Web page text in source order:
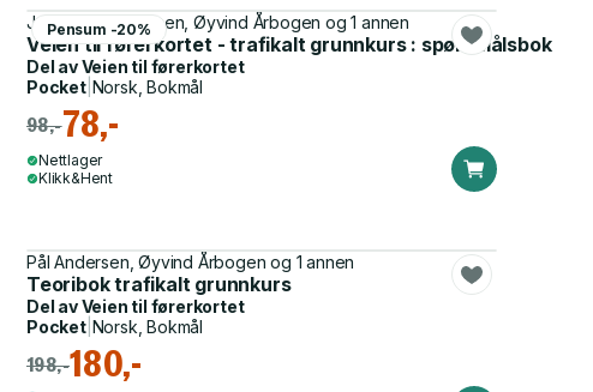
Pensum -20%
Jan Harry Svendsen, Øyvind Årbogen og 1 annen
Veien til førerkortet - trafikalt grunnkurs : spørsmålsbok
Del avVeien til førerkortet
Pocket| Norsk, Bokmål
98,-78,-
Nettlager
Klikk&Hent
Pål Andersen, Øyvind Årbogen og 1 annen
Teoribok trafikalt grunnkurs
Del avVeien til førerkortet
Pocket| Norsk, Bokmål
198,-180,-